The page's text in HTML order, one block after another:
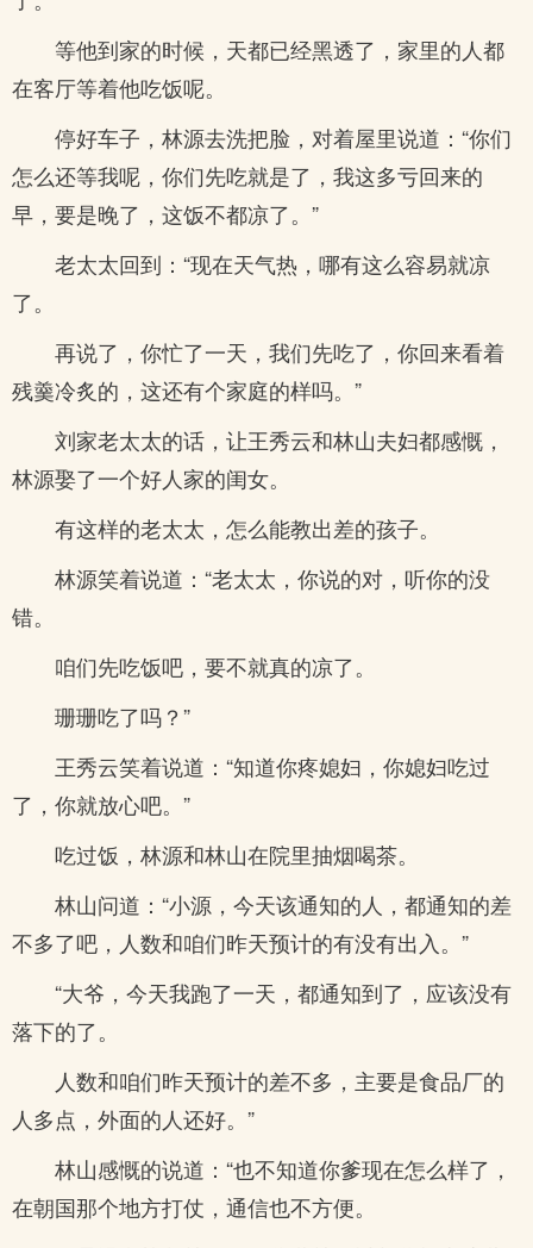
等他到家的时候，天都已经黑透了，家里的人都
在客厅等着他吃饭呢。
停好车子，林源去洗把脸，对着屋里说道：“你们
怎么还等我呢，你们先吃就是了，我这多亏回来的
早，要是晚了，这饭不都凉了。”
老太太回到：“现在天气热，哪有这么容易就凉
了。
再说了，你忙了一天，我们先吃了，你回来看着
残羹冷炙的，这还有个家庭的样吗。”
刘家老太太的话，让王秀云和林山夫妇都感慨，
林源娶了一个好人家的闺女。
有这样的老太太，怎么能教出差的孩子。
林源笑着说道：“老太太，你说的对，听你的没
错。
咱们先吃饭吧，要不就真的凉了。
珊珊吃了吗？”
王秀云笑着说道：“知道你疼媳妇，你媳妇吃过
了，你就放心吧。”
吃过饭，林源和林山在院里抽烟喝茶。
林山问道：“小源，今天该通知的人，都通知的差
不多了吧，人数和咱们昨天预计的有没有出入。”
“大爷，今天我跑了一天，都通知到了，应该没有
落下的了。
人数和咱们昨天预计的差不多，主要是食品厂的
人多点，外面的人还好。”
林山感慨的说道：“也不知道你爹现在怎么样了，
在朝国那个地方打仗，通信也不方便。